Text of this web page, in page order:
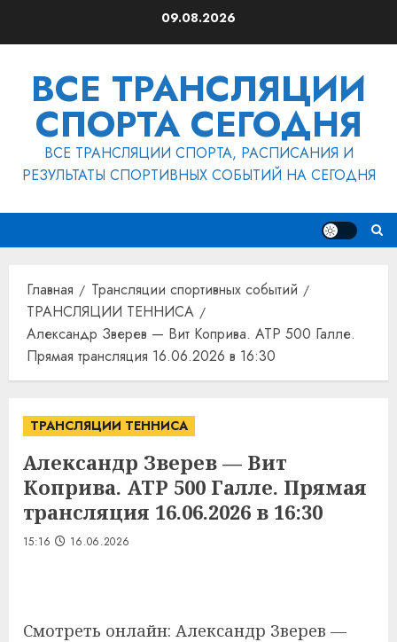
09.08.2026
ВСЕ ТРАНСЛЯЦИИ
СПОРТА СЕГОДНЯ
ВСЕ ТРАНСЛЯЦИИ СПОРТА, РАСПИСАНИЯ И
РЕЗУЛЬТАТЫ СПОРТИВНЫХ СОБЫТИЙ НА СЕГОДНЯ
Главная
Трансляции спортивных событий
ТРАНСЛЯЦИИ ТЕННИСА
Александр Зверев — Вит Коприва. ATP 500 Галле.
Прямая трансляция 16.06.2026 в 16:30
ТРАНСЛЯЦИИ ТЕННИСА
Александр Зверев — Вит
Коприва. ATP 500 Галле. Прямая
трансляция 16.06.2026 в 16:30
15:16 16.06.2026
Смотреть онлайн: Александр Зверев —